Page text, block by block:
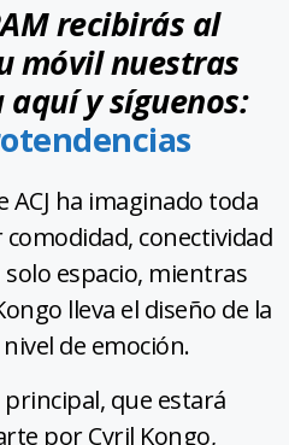
recibirás al
móvil nuestras
y síguenos:
ACJ ha imaginado toda
conectividad
espacio, mientras
lleva el diseño de la
de emoción.
que estará
por Cyril Kongo,